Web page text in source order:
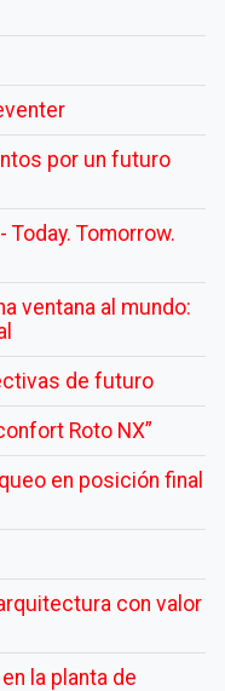
por un futuro
Today. Tomorrow.
ventana al mundo:
de futuro
Roto NX”
en posición final
con valor
la planta de